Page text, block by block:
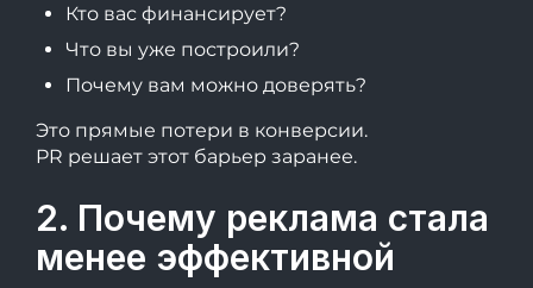
Кто вас финансирует?
Что вы уже построили?
Почему вам можно доверять?
Это прямые потери в конверсии.
PR решает этот барьер заранее.
2. Почему реклама стала
менее эффективной